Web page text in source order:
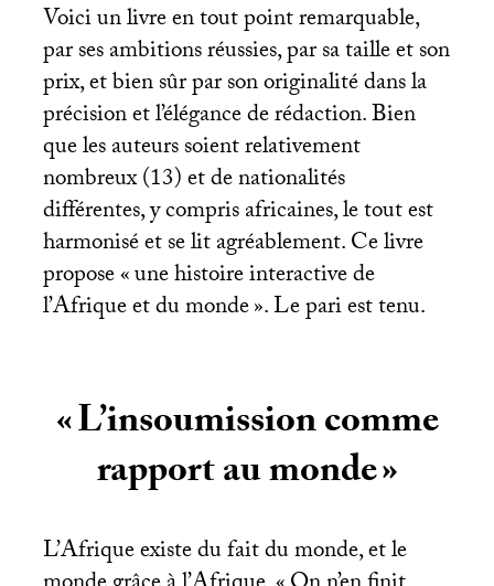
Voici un livre en tout point remarquable,
par ses ambitions réussies, par sa taille et son
prix, et bien sûr par son originalité dans la
précision et l’élégance de rédaction. Bien
que les auteurs soient relativement
nombreux (13) et de nationalités
différentes, y compris africaines, le tout est
harmonisé et se lit agréablement. Ce livre
propose «une histoire interactive de
l’Afrique et du monde». Le pari est tenu.
«L’insoumission comme
rapport au monde»
L’Afrique existe du fait du monde, et le